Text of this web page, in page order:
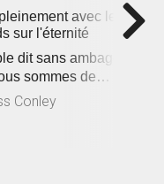
avec les
sur l'éternité
dit sans ambages
sommes de
dans ce monde
n'es...
Conley